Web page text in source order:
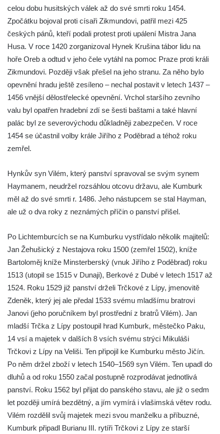
celou dobu husitských válek až do své smrti roku 1454.
Zpočátku bojoval proti císaři Zikmundovi, patřil mezi 425
českých pánů, kteří podali protest proti upálení Mistra Jana
Husa. V roce 1420 zorganizoval Hynek Krušina tábor lidu na
hoře Oreb a odtud v jeho čele vytáhl na pomoc Praze proti králi
Zikmundovi. Později však přešel na jeho stranu. Za něho bylo
opevnění hradu ještě zesíleno – nechal postavit v letech 1437 –
1456 vnější dělostřelecké opevnění. Vrchol staršího zevního
valu byl opatřen hradební zdí se šesti baštami a také hlavní
palác byl ze severovýchodu důkladněji zabezpečen. V roce
1454 se účastnil volby krále Jiřího z Poděbrad a téhož roku
zemřel.
Hynkův syn Vilém, který panství spravoval se svým synem
Haymanem, neudržel rozsáhlou otcovu državu, ale Kumburk
měl až do své smrti r. 1486. Jeho nástupcem se stal Hayman,
ale už o dva roky z neznámých příčin o panství přišel.
Po Lichtemburcích se na Kumburku vystřídalo několik majitelů:
Jan Žehušický z Nestajova roku 1500 (zemřel 1502), kníže
Bartoloměj kníže Minsterberský (vnuk Jiřího z Poděbrad) roku
1513 (utopil se 1515 v Dunaji), Berkové z Dubé v letech 1517 až
1524. Roku 1529 již panství drželi Trčkové z Lípy, jmenovitě
Zdeněk, který jej ale předal 1533 svému mladšímu bratrovi
Janovi (jeho poručníkem byl prostřední z bratrů Vilém). Jan
mladší Trčka z Lípy postoupil hrad Kumburk, městečko Paku,
14 vsí a majetek v dalších 8 vsích svému strýci Mikuláši
Trčkovi z Lípy na Veliši. Ten připojil ke Kumburku město Jičín.
Po něm držel zboží v letech 1540–1569 syn Vilém. Ten upadl do
dluhů a od roku 1550 začal postupně rozprodávat jednotlivá
panství. Roku 1562 byl přijat do panského stavu, ale již o sedm
let později umírá bezdětný, a jím vymírá i vlašimská větev rodu.
Vilém rozdělil svůj majetek mezi svou manželku a příbuzné,
Kumburk připadl Burianu III. rytíři Trčkovi z Lípy ze starší